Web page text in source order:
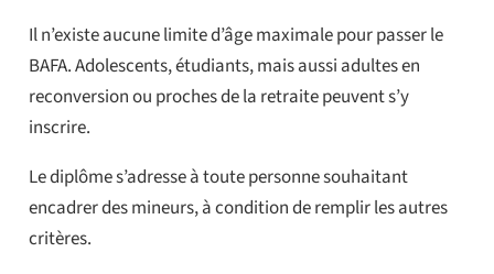
Il n’existe aucune limite d’âge maximale pour passer le
BAFA. Adolescents, étudiants, mais aussi adultes en
reconversion ou proches de la retraite peuvent s’y
inscrire.
Le diplôme s’adresse à toute personne souhaitant
encadrer des mineurs, à condition de remplir les autres
critères.